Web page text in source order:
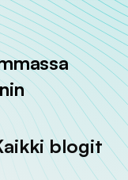
blogit